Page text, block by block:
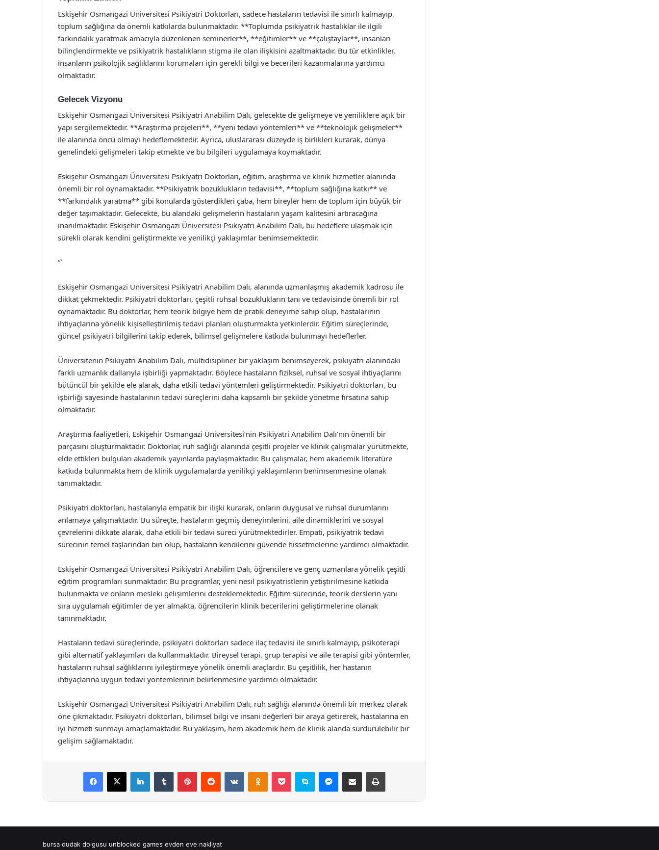
Eskişehir Osmangazi Üniversitesi Psikiyatri Doktorları, sadece hastaların tedavisi ile sınırlı kalmayıp,
toplum sağlığına da önemli katkılarda bulunmaktadır. **Toplumda psikiyatrik hastalıklar ile ilgili
farkındalık yaratmak amacıyla düzenlenen seminerler**, **eğitimler** ve **çalıştaylar**, insanları
bilinçlendirmekte ve psikiyatrik hastalıkların stigma ile olan ilişkisini azaltmaktadır. Bu tür etkinlikler,
insanların psikolojik sağlıklarını korumaları için gerekli bilgi ve becerileri kazanmalarına yardımcı
olmaktadır.
Gelecek Vizyonu
Eskişehir Osmangazi Üniversitesi Psikiyatri Anabilim Dalı, gelecekte de gelişmeye ve yeniliklere açık bir
yapı sergilemektedir. **Araştırma projeleri**, **yeni tedavi yöntemleri** ve **teknolojik gelişmeler**
ile alanında öncü olmayı hedeflemektedir. Ayrıca, uluslararası düzeyde iş birlikleri kurarak, dünya
genelindeki gelişmeleri takip etmekte ve bu bilgileri uygulamaya koymaktadır.
Eskişehir Osmangazi Üniversitesi Psikiyatri Doktorları, eğitim, araştırma ve klinik hizmetler alanında
önemli bir rol oynamaktadır. **Psikiyatrik bozuklukların tedavisi**, **toplum sağlığına katkı** ve
**farkındalık yaratma** gibi konularda gösterdikleri çaba, hem bireyler hem de toplum için büyük bir
değer taşımaktadır. Gelecekte, bu alandaki gelişmelerin hastaların yaşam kalitesini artıracağına
inanılmaktadır. Eskişehir Osmangazi Üniversitesi Psikiyatri Anabilim Dalı, bu hedeflere ulaşmak için
sürekli olarak kendini geliştirmekte ve yenilikçi yaklaşımlar benimsemektedir.
“`
Eskişehir Osmangazi Üniversitesi Psikiyatri Anabilim Dalı, alanında uzmanlaşmış akademik kadrosu ile
dikkat çekmektedir. Psikiyatri doktorları, çeşitli ruhsal bozuklukların tanı ve tedavisinde önemli bir rol
oynamaktadır. Bu doktorlar, hem teorik bilgiye hem de pratik deneyime sahip olup, hastalarının
ihtiyaçlarına yönelik kişiselleştirilmiş tedavi planları oluşturmakta yetkinlerdir. Eğitim süreçlerinde,
güncel psikiyatri bilgilerini takip ederek, bilimsel gelişmelere katkıda bulunmayı hedeflerler.
Üniversitenin Psikiyatri Anabilim Dalı, multidisipliner bir yaklaşım benimseyerek, psikiyatri alanındaki
farklı uzmanlık dallarıyla işbirliği yapmaktadır. Böylece hastaların fiziksel, ruhsal ve sosyal ihtiyaçlarını
bütüncül bir şekilde ele alarak, daha etkili tedavi yöntemleri geliştirmektedir. Psikiyatri doktorları, bu
işbirliği sayesinde hastalarının tedavi süreçlerini daha kapsamlı bir şekilde yönetme fırsatına sahip
olmaktadır.
Araştırma faaliyetleri, Eskişehir Osmangazi Üniversitesi’nin Psikiyatri Anabilim Dalı’nın önemli bir
parçasını oluşturmaktadır. Doktorlar, ruh sağlığı alanında çeşitli projeler ve klinik çalışmalar yürütmekte,
elde ettikleri bulguları akademik yayınlarda paylaşmaktadır. Bu çalışmalar, hem akademik literatüre
katkıda bulunmakta hem de klinik uygulamalarda yenilikçi yaklaşımların benimsenmesine olanak
tanımaktadır.
Psikiyatri doktorları, hastalarıyla empatik bir ilişki kurarak, onların duygusal ve ruhsal durumlarını
anlamaya çalışmaktadır. Bu süreçte, hastaların geçmiş deneyimlerini, aile dinamiklerini ve sosyal
çevrelerini dikkate alarak, daha etkili bir tedavi süreci yürütmektedirler. Empati, psikiyatrik tedavi
sürecinin temel taşlarından biri olup, hastaların kendilerini güvende hissetmelerine yardımcı olmaktadır.
Eskişehir Osmangazi Üniversitesi Psikiyatri Anabilim Dalı, öğrencilere ve genç uzmanlara yönelik çeşitli
eğitim programları sunmaktadır. Bu programlar, yeni nesil psikiyatristlerin yetiştirilmesine katkıda
bulunmakta ve onların mesleki gelişimlerini desteklemektedir. Eğitim sürecinde, teorik derslerin yanı
sıra uygulamalı eğitimler de yer almakta, öğrencilerin klinik becerilerini geliştirmelerine olanak
tanınmaktadır.
Hastaların tedavi süreçlerinde, psikiyatri doktorları sadece ilaç tedavisi ile sınırlı kalmayıp, psikoterapi
gibi alternatif yaklaşımları da kullanmaktadır. Bireysel terapi, grup terapisi ve aile terapisi gibi yöntemler,
hastaların ruhsal sağlıklarını iyileştirmeye yönelik önemli araçlardır. Bu çeşitlilik, her hastanın
ihtiyaçlarına uygun tedavi yöntemlerinin belirlenmesine yardımcı olmaktadır.
Eskişehir Osmangazi Üniversitesi Psikiyatri Anabilim Dalı, ruh sağlığı alanında önemli bir merkez olarak
öne çıkmaktadır. Psikiyatri doktorları, bilimsel bilgi ve insani değerleri bir araya getirerek, hastalarına en
iyi hizmeti sunmayı amaçlamaktadır. Bu yaklaşım, hem akademik hem de klinik alanda sürdürülebilir bir
gelişim sağlamaktadır.
Facebook
X LinkedInTumblr PinterestReddit VKontakteOdnoklassniki
Pocket Skype Messenger
E-Posta ile paylaş Yazdır
bursa dudak dolgusu unblocked games evden eve nakliyat